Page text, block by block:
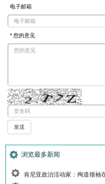
电子邮箱
* 您的意见
浏览最多新闻
肯尼亚政治活动家：殉道领袖